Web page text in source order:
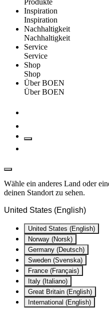
Produkte
Inspiration
Inspiration
Nachhaltigkeit
Nachhaltigkeit
Service
Service
Shop
Shop
Über BOEN
Über BOEN
Wähle ein anderes Land oder
deinen Standort zu sehen.
United States (English)
United States (English)
Norway (Norsk)
Germany (Deutsch)
Sweden (Svenska)
France (Français)
Italy (Italiano)
Great Britain (English)
International (English)